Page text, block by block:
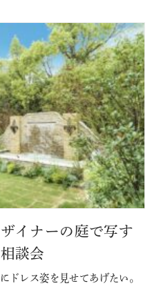
イナーの庭で写す
談会
ドレス姿を見せてあげたい。